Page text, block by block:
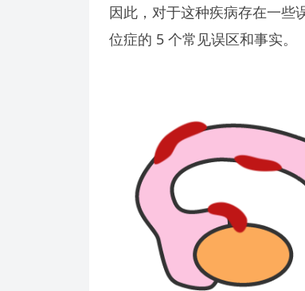
因此，对于这种疾病存在一些
位症的 5 个常见误区和事实。